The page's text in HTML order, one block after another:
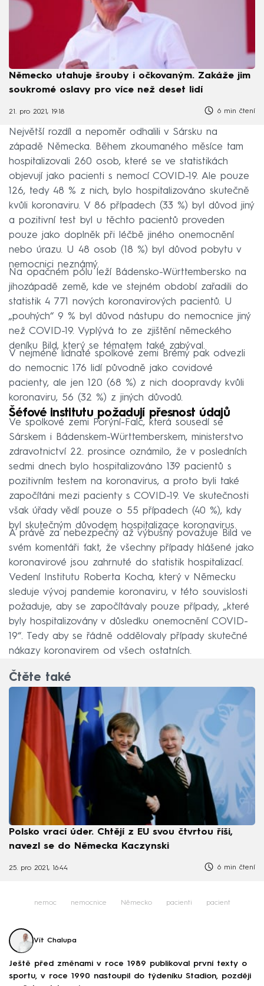
Německo utahuje šrouby i očkovaným. Zakáže jim
soukromé oslavy pro více než deset lidí
21. pro 2021, 19:18 6 min čtení
Největší rozdíl a nepoměr odhalili v Sársku na
západě Německa. Během zkoumaného měsíce tam
hospitalizovali 260 osob, které se ve statistikách
objevují jako pacienti s nemocí COVID-19. Ale pouze
126, tedy 48 % z nich, bylo hospitalizováno skutečně
kvůli koronaviru. V 86 případech (33 %) byl důvod jiný
a pozitivní test byl u těchto pacientů proveden
pouze jako doplněk při léčbě jiného onemocnění
nebo úrazu. U 48 osob (18 %) byl důvod pobytu v
nemocnici neznámý.
Na opačném pólu leží Bádensko-Württembersko na
jihozápadě země, kde ve stejném období zařadili do
statistik 4 771 nových koronavirových pacientů. U
„pouhých“ 9 % byl důvod nástupu do nemocnice jiný
než COVID-19. Vyplývá to ze zjištění německého
deníku Bild, který se tématem také zabýval.
V nejméně lidnaté spolkové zemi Brémy pak odvezli
do nemocnic 176 lidí původně jako covidové
pacienty, ale jen 120 (68 %) z nich doopravdy kvůli
koronaviru, 56 (32 %) z jiných důvodů.
Šéfové institutu požadují přesnost údajů
Ve spolkové zemi Porýní-Falc, která sousedí se
Sárskem i Bádenskem-Württemberskem, ministerstvo
zdravotnictví 22. prosince oznámilo, že v posledních
sedmi dnech bylo hospitalizováno 139 pacientů s
pozitivním testem na koronavirus, a proto byli také
započítáni mezi pacienty s COVID-19. Ve skutečnosti
však úřady vědí pouze o 55 případech (40 %), kdy
byl skutečným důvodem hospitalizace koronavirus.
A právě za nebezpečný až výbušný považuje Bild ve
svém komentáři fakt, že všechny případy hlášené jako
koronavirové jsou zahrnuté do statistik hospitalizací.
Vedení Institutu Roberta Kocha, který v Německu
sleduje vývoj pandemie koronaviru, v této souvislosti
požaduje, aby se započítávaly pouze případy, „které
byly hospitalizovány v důsledku onemocnění COVID-
19“. Tedy aby se řádně oddělovaly případy skutečné
nákazy koronavirem od všech ostatních.
Čtěte také
Polsko vrací úder. Chtějí z EU svou čtvrtou říši,
navezl se do Německa Kaczynski
25. pro 2021, 16:44 6 min čtení
nemoc nemocnice Německo pacienti pacient
Vít Chalupa
Ještě před změnami v roce 1989 publikoval první texty o
sportu, v roce 1990 nastoupil do týdeníku Stadion, později